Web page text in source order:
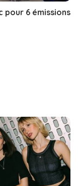
pour 6 émissions